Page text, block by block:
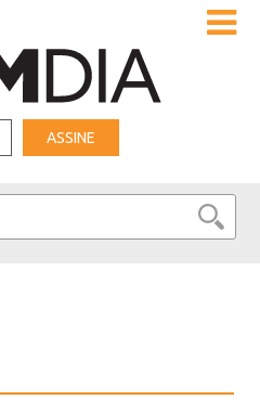
ASSINE